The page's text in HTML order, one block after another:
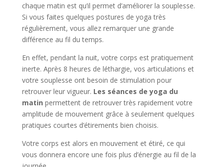
chaque matin est qu’il permet d’améliorer la souplesse.
Si vous faites quelques postures de yoga très
régulièrement, vous allez remarquer une grande
différence au fil du temps.
En effet, pendant la nuit, votre corps est pratiquement
inerte. Après 8 heures de léthargie, vos articulations et
votre souplesse ont besoin de stimulation pour
retrouver leur vigueur. Les séances de yoga du
matin permettent de retrouver très rapidement votre
amplitude de mouvement grâce à seulement quelques
pratiques courtes d’étirements bien choisis.
Votre corps est alors en mouvement et étiré, ce qui
vous donnera encore une fois plus d’énergie au fil de la